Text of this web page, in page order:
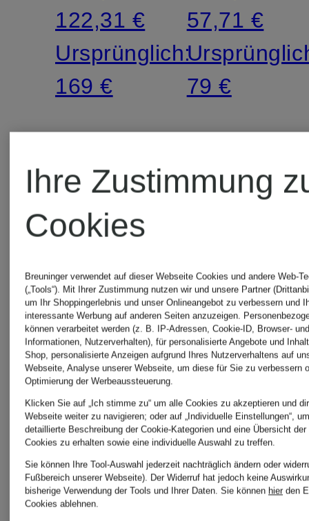
122,31 €
Ursprünglich:
169 €
57,71 €
79 €
+Aktionsrabatt
HAZE
&
GLORY
HAZE
&
Ihre Zustimmung
Cookies
Breuninger verwendet auf dieser Webseite Cookies und andere Web-
(„Tools“). Mit Ihrer Zustimmung nutzen wir und unsere Partner
um Ihr Shoppingerlebnis und unser Onlineangebot zu verbessern und
interessante Werbung auf anderen Seiten anzuzeigen.
können verarbeitet werden (z. B. IP-Adressen, Cookie-ID, Browser-
Informationen, Nutzerverhalten), für personalisierte Angebote und
Shop, personalisierte Anzeigen aufgrund Ihres Nutzerverhaltens auf
Webseite, Analyse unserer Webseite, um diese für Sie zu verbessern
Optimierung der Werbeaussteuerung.
Klicken Sie auf „Ich stimme zu“ um alle Cookies zu akzeptieren und
Webseite weiter zu navigieren; oder auf „Individuelle Einstellungen“,
detaillierte Beschreibung der Cookie-Kategorien und eine Übersicht
Cookies zu erhalten sowie eine individuelle Auswahl zu treffen.
Sie können Ihre Tool-Auswahl jederzeit nachträglich ändern oder
Fußbereich unserer Webseite). Der Widerruf hat jedoch keine
bisherige Verwendung der Tools und Ihrer Daten. Sie können hier den
Cookies ablehnen.